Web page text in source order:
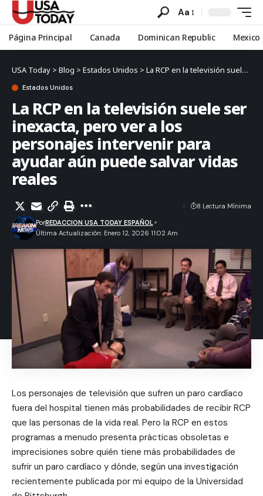
Aa
Página Principal Canada Dominican Republic Mexico
USA Today > Blog > Estados Unidos > La RCP en la televisión suele ser inexacta, pero ver a los personajes intervenir para ayudar aún puede salvar vidas reales
Estados Unidos
La RCP en la televisión suele ser
inexacta, pero ver a los
personajes intervenir para
ayudar aún puede salvar vidas
reales
Última Actualización: Enero 12, 2026 11:02 Am
PorREDACCION USA TODAY ESPAÑOL
8 Lectura Mínima
Los personajes de televisión que sufren un paro cardíaco
fuera del hospital tienen más probabilidades de recibir RCP
que las personas de la vida real. Pero la RCP en estos
programas a menudo presenta prácticas obsoletas e
imprecisiones sobre quién tiene más probabilidades de
sufrir un paro cardíaco y dónde, según una investigación
recientemente publicada por mi equipo de la Universidad